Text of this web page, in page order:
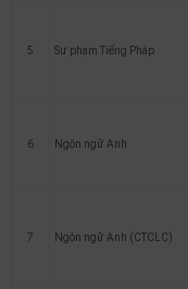
5 Sư phạm Tiếng Pháp
6 Ngôn ngữ Anh
7 Ngôn ngữ Anh (CTCLC)